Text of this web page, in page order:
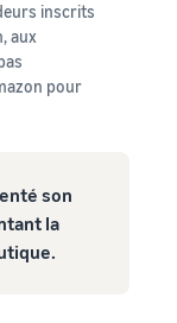
inscrits
aux
pour
son
la